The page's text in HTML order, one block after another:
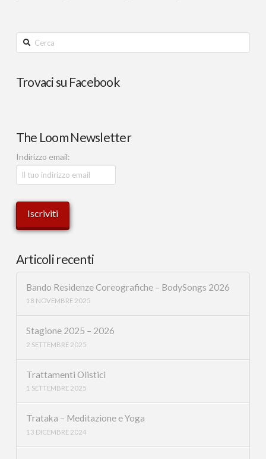
Cerca
Trovaci su Facebook
The Loom Newsletter
Indirizzo email:
Articoli recenti
Bando Residenze Coreografiche – BodySongs 2026
18 NOVEMBRE 2025
Stagione 2025 – 2026
2 SETTEMBRE 2025
Trattamenti Olistici
1 SETTEMBRE 2025
Trataka – Meditazione e Yoga
13 DICEMBRE 2024